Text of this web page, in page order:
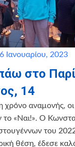
Ιανουαρίου, 2023
στο
14
χρόνο αναμονής,
το «Ναι!». Ο
του
θέση, έδεσε